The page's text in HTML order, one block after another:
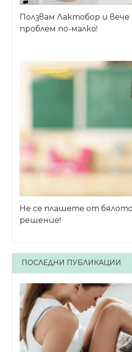
Ползвам Лактобор и
проблем по-малко!
Не се плашете от
решение!
ПОСЛЕДНИ ПУБЛИКАЦИИ